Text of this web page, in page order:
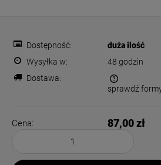
Dostępność:
duża ilość
Wysyłka w:
48 godzin
Dostawa:
Cena nie zawiera ewentualnych kosztów
sprawdź
Cena: 87,00 zł